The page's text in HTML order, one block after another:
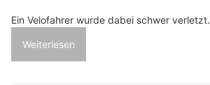
Ein Velofahrer wurde dabei schwer verletzt.
Weiterlesen